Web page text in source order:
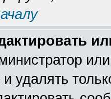
и удалять